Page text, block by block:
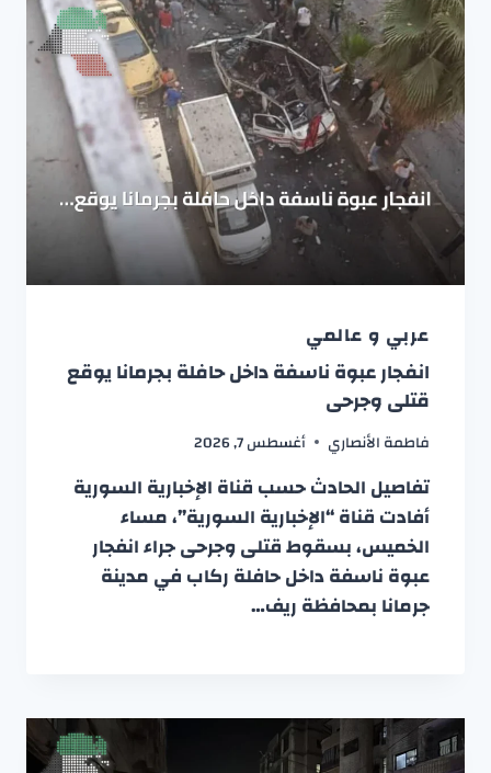
عربي و عالمي
انفجار عبوة ناسفة داخل حافلة بجرمانا يوقع
قتلى وجرحى
فاطمة الأنصاري أغسطس 7, 2026
تفاصيل الحادث حسب قناة الإخبارية السورية
أفادت قناة “الإخبارية السورية”، مساء
الخميس، بسقوط قتلى وجرحى جراء انفجار
عبوة ناسفة داخل حافلة ركاب في مدينة
جرمانا بمحافظة ريف…